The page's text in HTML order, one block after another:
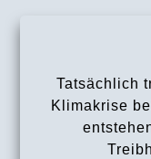
Tatsächlich
Klimakrise